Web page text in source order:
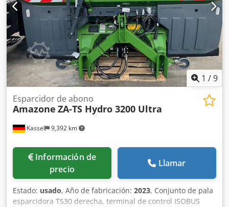
1 /9
Kassel 9,392 km
Esparcidor de abono
Amazone ZA-TS Hydro 3200 Ultra
Información de
precio
Llamar
Estado: usado, Año de fabricación: 2023, Conjunto de pala
esparcidora TS30 derecha, terminal de control ISOBUS